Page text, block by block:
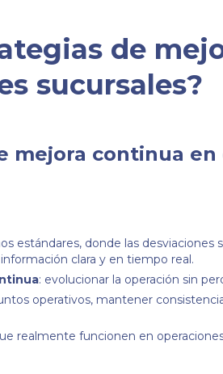
de
sucursales?
mejora continua en
estándares, donde las desviaciones
clara y en tiempo real.
: evolucionar la operación sin
operativos, mantener
realmente funcionen en